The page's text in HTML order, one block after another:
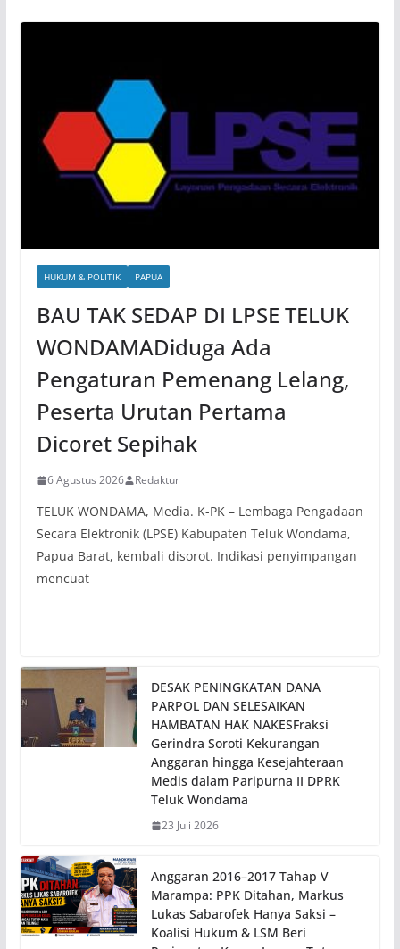
HUKUM & POLITIK PAPUA
BAU TAK SEDAP DI LPSE TELUK
WONDAMADiduga Ada
Pengaturan Pemenang Lelang,
Peserta Urutan Pertama
Dicoret Sepihak
6 Agustus 2026 Redaktur
TELUK WONDAMA, Media. K-PK – Lembaga Pengadaan
Secara Elektronik (LPSE) Kabupaten Teluk Wondama,
Papua Barat, kembali disorot. Indikasi penyimpangan
mencuat
DESAK PENINGKATAN DANA
PARPOL DAN SELESAIKAN
HAMBATAN HAK NAKESFraksi
Gerindra Soroti Kekurangan
Anggaran hingga Kesejahteraan
Medis dalam Paripurna II DPRK
Teluk Wondama
23 Juli 2026
Anggaran 2016–2017 Tahap V
Marampa: PPK Ditahan, Markus
Lukas Sabarofek Hanya Saksi –
Koalisi Hukum & LSM Beri